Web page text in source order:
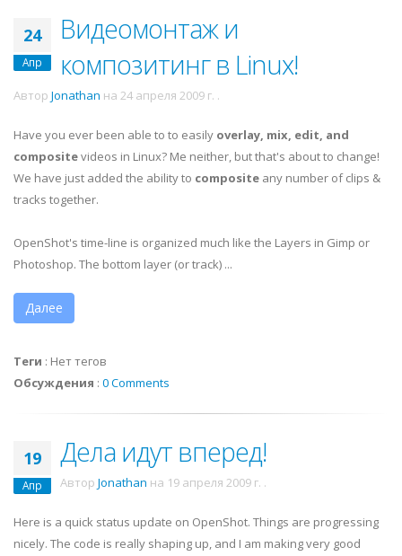
24
Апр
Видеомонтаж и
композитинг в Linux!
Автор Jonathan на 24 апреля 2009 г. .
Have you ever been able to to easily overlay, mix, edit, and
compositevideos in Linux? Me neither, but that's about to change!
We have just added the ability to composite any number of clips &
tracks together.
OpenShot's time-line is organized much like the Layers in Gimp or
Photoshop. The bottom layer (or track) ...
Далее
Теги : Нет тегов
Обсуждения : 0 Comments
19
Апр
Дела идут вперед!
Автор Jonathan на 19 апреля 2009 г. .
Here is a quick status update on OpenShot. Things are progressing
nicely. The code is really shaping up, and I am making very good